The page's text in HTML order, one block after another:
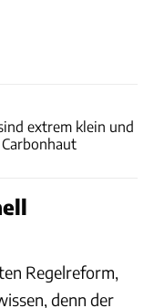
extrem klein und
Regelreform,
denn der